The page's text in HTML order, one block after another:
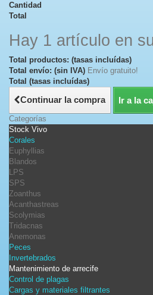
Cantidad
Total
Hay 1 artículo en
Total productos: (tasas incluídas)
Total envío: (sin IVA) Envío gratuito!
Total (tasas incluídas)
Continuar la compra Ir a la
Categorías
Stock Vivo
Corales
Euphyllias
Blandos
LPS
SPS
Zoanthus
Acanthastreas
Scolymias
Tridacnas
Anemonas
Peces
Invertebrados
Mantenimiento de arrecife
Control de plagas
Cargas y materiales filtrantes